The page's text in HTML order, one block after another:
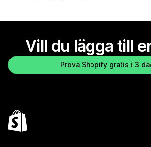
Vill du lägga till
Prova Shopify gratis i 3